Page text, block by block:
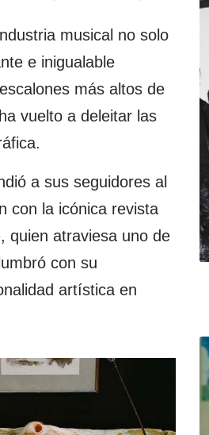
musical no solo
e inigualable
más altos de
ha vuelto a deleitar las
a sus seguidores al
con la icónica revista
quien atraviesa uno de
con su
artística en